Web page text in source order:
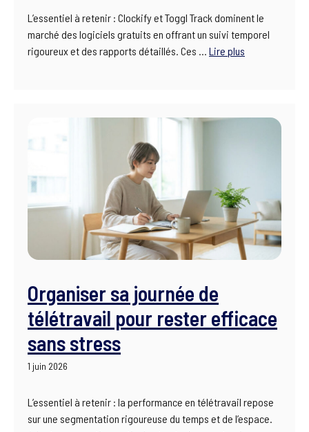
L’essentiel à retenir : Clockify et Toggl Track dominent le
marché des logiciels gratuits en offrant un suivi temporel
rigoureux et des rapports détaillés. Ces … Lire plus
Organiser sa journée de
télétravail pour rester efficace
sans stress
1 juin 2026
L’essentiel à retenir : la performance en télétravail repose
sur une segmentation rigoureuse du temps et de l’espace.